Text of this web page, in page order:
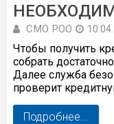
СМО РОО
Чтобы получить
собрать
Далее служба
проверит
Подробнее...